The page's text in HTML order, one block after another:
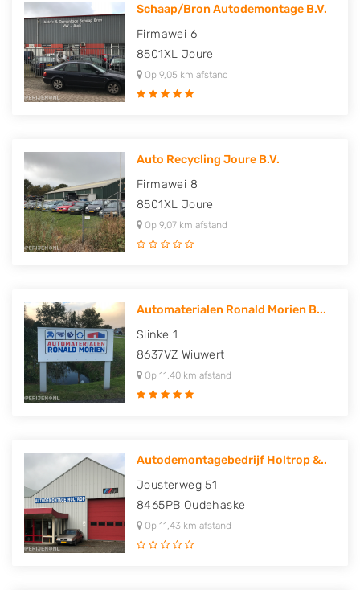
Schaap/Bron Autodemontage B.V.
Firmawei 6
8501XL Joure
Op 9,05 km afstand
Auto Recycling Joure B.V.
Firmawei 8
8501XL Joure
Op 9,07 km afstand
Automaterialen Ronald Morien B...
Slinke 1
8637VZ Wiuwert
Op 11,40 km afstand
Autodemontagebedrijf Holtrop &..
Jousterweg 51
8465PB Oudehaske
Op 11,43 km afstand